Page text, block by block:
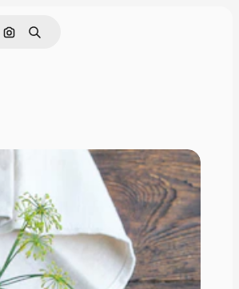
Поиск по изображению
Поиск